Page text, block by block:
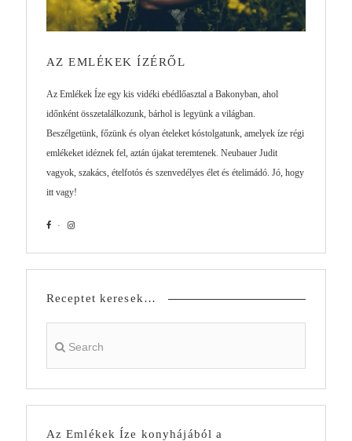
AZ EMLÉKEK ÍZÉRŐL
Az Emlékek Íze egy kis vidéki ebédlőasztal a Bakonyban, ahol
időnként összetalálkozunk, bárhol is legyünk a világban.
Beszélgetünk, főzünk és olyan ételeket kóstolgatunk, amelyek íze régi
emlékeket idéznek fel, aztán újakat teremtenek. Neubauer Judit
vagyok, szakács, ételfotós és szenvedélyes élet és ételimádó. Jó, hogy
itt vagy!
Receptet keresek…
Az Emlékek Íze konyhájából a